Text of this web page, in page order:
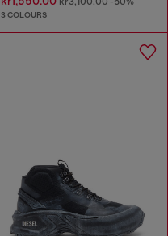
3 COLOURS